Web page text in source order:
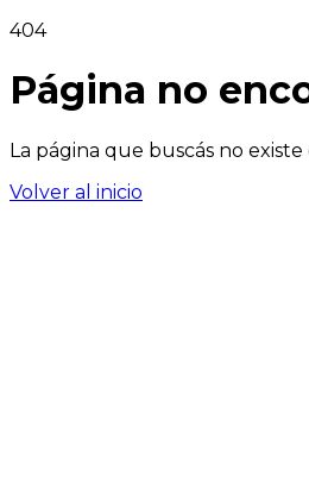
404
Página no
La página que buscás no
Volver al inicio